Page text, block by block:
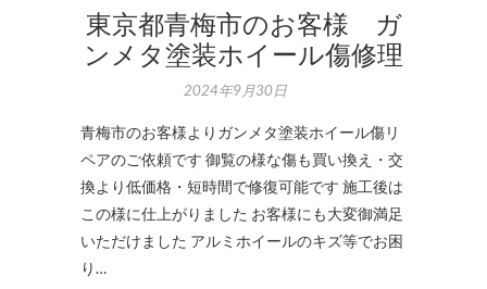
東京都青梅市のお客様 ガ
ンメタ塗装ホイール傷修理
2024年9月30日
青梅市のお客様よりガンメタ塗装ホイール傷リ
ペアのご依頼です 御覧の様な傷も買い換え・交
換より低価格・短時間で修復可能です 施工後は
この様に仕上がりました お客様にも大変御満足
いただけました アルミホイールのキズ等でお困
り…